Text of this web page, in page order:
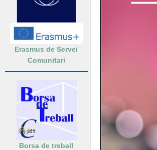
Erasmus de Servei
Comunitari
Borsa de treball